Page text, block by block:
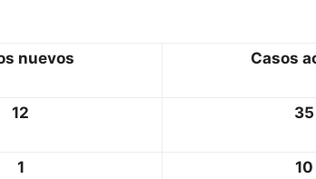
nuevos Casos
12 35
1 10